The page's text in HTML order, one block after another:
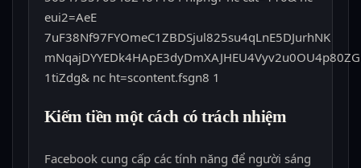
Kiếm tiền một cách có trách nhiệm
Facebook cung cấp các tính năng để người sáng